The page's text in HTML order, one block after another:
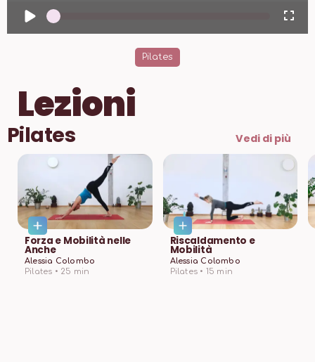
Pilates
Lezioni
Pilates Vedi di più
Forza e Mobilità nelle
Anche
Alessia Colombo
Pilates • 25 min
Riscaldamento e
Mobilità
Alessia Colombo
Pilates • 15 min